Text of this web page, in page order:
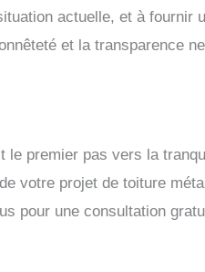
actuelle, et à fournir
et la transparence
premier pas vers la
votre projet de toiture
pour une consultation